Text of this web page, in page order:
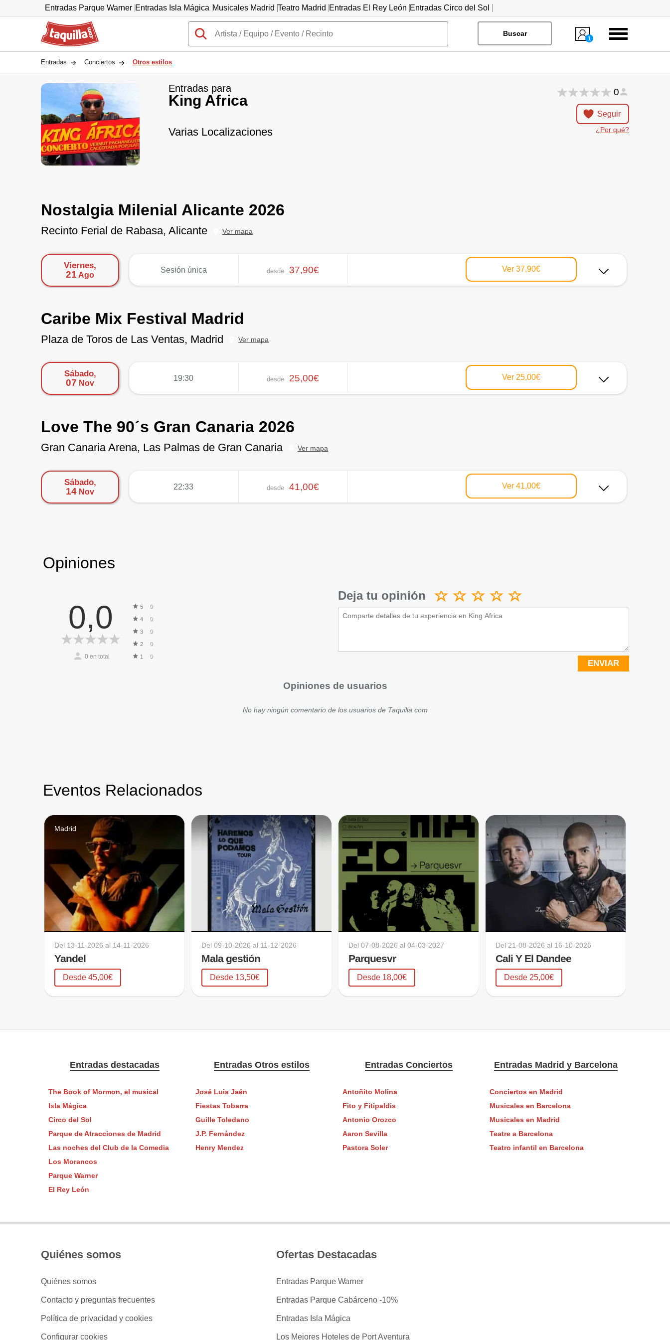
Entradas Parque Warner Entradas Isla Mágica Musicales Madrid Teatro Madrid Entradas El Rey León Entradas Circo del Sol
Taquilla.com
Buscar
1
Menú
Entradas Conciertos Otros estilos
Entradas para
King Africa
Varias Localizaciones
0
Seguir
¿Por qué?
Nostalgia Milenial Alicante 2026
Recinto Ferial de Rabasa, Alicante Ver mapa
Viernes,
21 Ago
Sesión única desde 37,90€ Ver 37,90€
Caribe Mix Festival Madrid
Plaza de Toros de Las Ventas, Madrid Ver mapa
Sábado,
07 Nov
19:30 desde 25,00€ Ver 25,00€
Love The 90´s Gran Canaria 2026
Gran Canaria Arena, Las Palmas de Gran Canaria Ver mapa
Sábado,
14 Nov
22:33 desde 41,00€ Ver 41,00€
Opiniones
0,0
0 en total
5 0
4 0
3 0
2 0
1 0
Deja tu opinión
ENVIAR
Opiniones de usuarios
No hay ningún comentario de los usuarios de Taquilla.com
Eventos Relacionados
Madrid
Del 13-11-2026 al 14-11-2026
Yandel
Desde 45,00€
Del09-10-2026 al 11-12-2026
Mala gestión
Desde 13,50€
Del07-08-2026 al04-03-2027
Parquesvr
Desde 18,00€
Del 21-08-2026 al 16-10-2026
Cali Y El Dandee
Desde 25,00€
Entradas destacadas
The Book of Mormon, el musical
Isla Mágica
Circo del Sol
Parque de Atracciones de Madrid
Las noches del Club de la Comedia
Los Morancos
Parque Warner
El Rey León
Entradas Otros estilos
José Luis Jaén
Fiestas Tobarra
Guille Toledano
J.P. Fernández
Henry Mendez
Entradas Conciertos
Antoñito Molina
Fito y Fitipaldis
Antonio Orozco
Aaron Sevilla
Pastora Soler
Entradas Madrid y Barcelona
Conciertos en Madrid
Musicales en Barcelona
Musicales en Madrid
Teatre a Barcelona
Teatro infantil en Barcelona
Quiénes somos
Quiénes somos
Contacto y preguntas frecuentes
Política de privacidad y cookies
Configurar cookies
Ofertas Destacadas
Entradas Parque Warner
Entradas Parque Cabárceno -10%
Entradas Isla Mágica
Los Mejores Hoteles de Port Aventura